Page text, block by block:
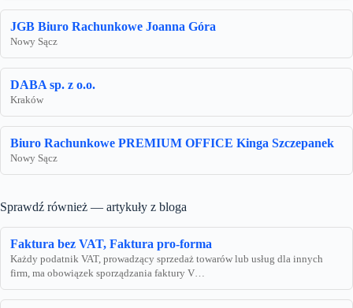
JGB Biuro Rachunkowe Joanna Góra
Nowy Sącz
DABA sp. z o.o.
Kraków
Biuro Rachunkowe PREMIUM OFFICE Kinga Szczepanek
Nowy Sącz
Sprawdź również — artykuły z bloga
Faktura bez VAT, Faktura pro-forma
Każdy podatnik VAT, prowadzący sprzedaż towarów lub usług dla innych
firm, ma obowiązek sporządzania faktury V…